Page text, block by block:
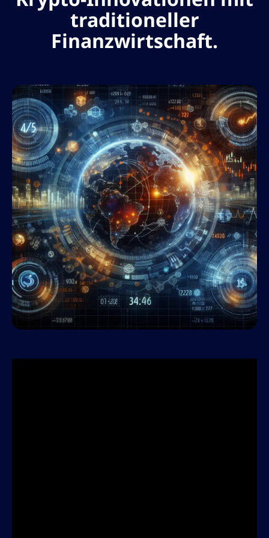
traditioneller
Finanzwirtschaft.